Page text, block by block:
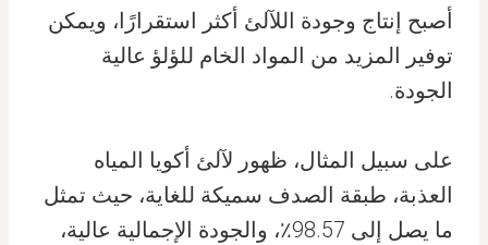
أصبح إنتاج وجودة اللآلئ أكثر استقرارًا، ويمكن
توفير المزيد من المواد الخام للؤلؤ عالية
الجودة.
على سبيل المثال، ظهور لآلئ أكويا المياه
العذبة، طبقة الصدف سميكة للغاية، حيث تمثل
ما يصل إلى 98.57٪، والجودة الإجمالية عالية،